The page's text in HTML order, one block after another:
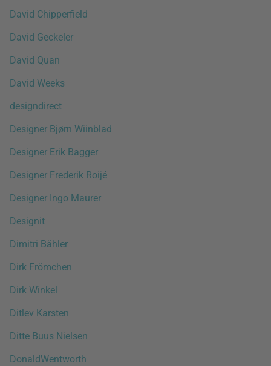
David Chipperfield
David Geckeler
David Quan
David Weeks
designdirect
Designer Bjørn Wiinblad
Designer Erik Bagger
Designer Frederik Roijé
Designer Ingo Maurer
Designit
Dimitri Bähler
Dirk Frömchen
Dirk Winkel
Ditlev Karsten
Ditte Buus Nielsen
DonaldWentworth